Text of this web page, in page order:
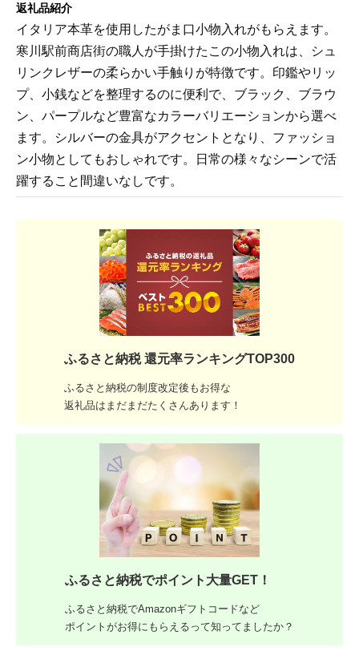
返礼品紹介
イタリア本革を使用したがま口小物入れがもらえます。
寒川駅前商店街の職人が手掛けたこの小物入れは、シュ
リンクレザーの柔らかい手触りが特徴です。印鑑やリッ
プ、小銭などを整理するのに便利で、ブラック、ブラウ
ン、パープルなど豊富なカラーバリエーションから選べ
ます。シルバーの金具がアクセントとなり、ファッショ
ン小物としてもおしゃれです。日常の様々なシーンで活
躍すること間違いなしです。
ふるさと納税 還元率ランキングTOP300
ふるさと納税の制度改定後もお得な
返礼品はまだまだたくさんあります！
ふるさと納税でポイント大量GET！
ふるさと納税でAmazonギフトコードなど
ポイントがお得にもらえるって知ってましたか？